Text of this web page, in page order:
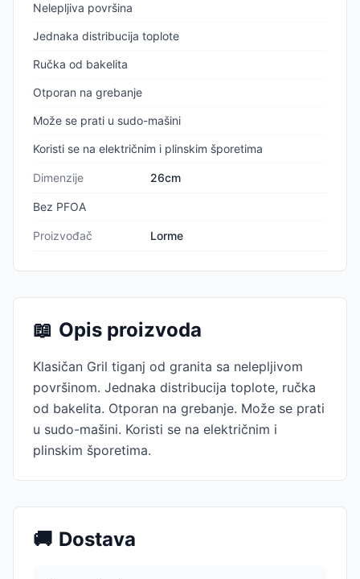
Nelepljiva površina
Jednaka distribucija toplote
Ručka od bakelita
Otporan na grebanje
Može se prati u sudo-mašini
Koristi se na električnim i plinskim šporetima
Dimenzije 26cm
Bez PFOA
Proizvođač Lorme
📖 Opis proizvoda
Klasičan Gril tiganj od granita sa nelepljivom
površinom. Jednaka distribucija toplote, ručka
od bakelita. Otporan na grebanje. Može se prati
u sudo-mašini. Koristi se na električnim i
plinskim šporetima.
🚚 Dostava